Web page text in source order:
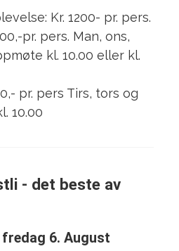
Kr. 1200- pr. pers.
pr. pers. Man, ons,
kl. 10.00 eller kl.
pr. pers Tirs, tors og
10.00
- det beste av
6. August